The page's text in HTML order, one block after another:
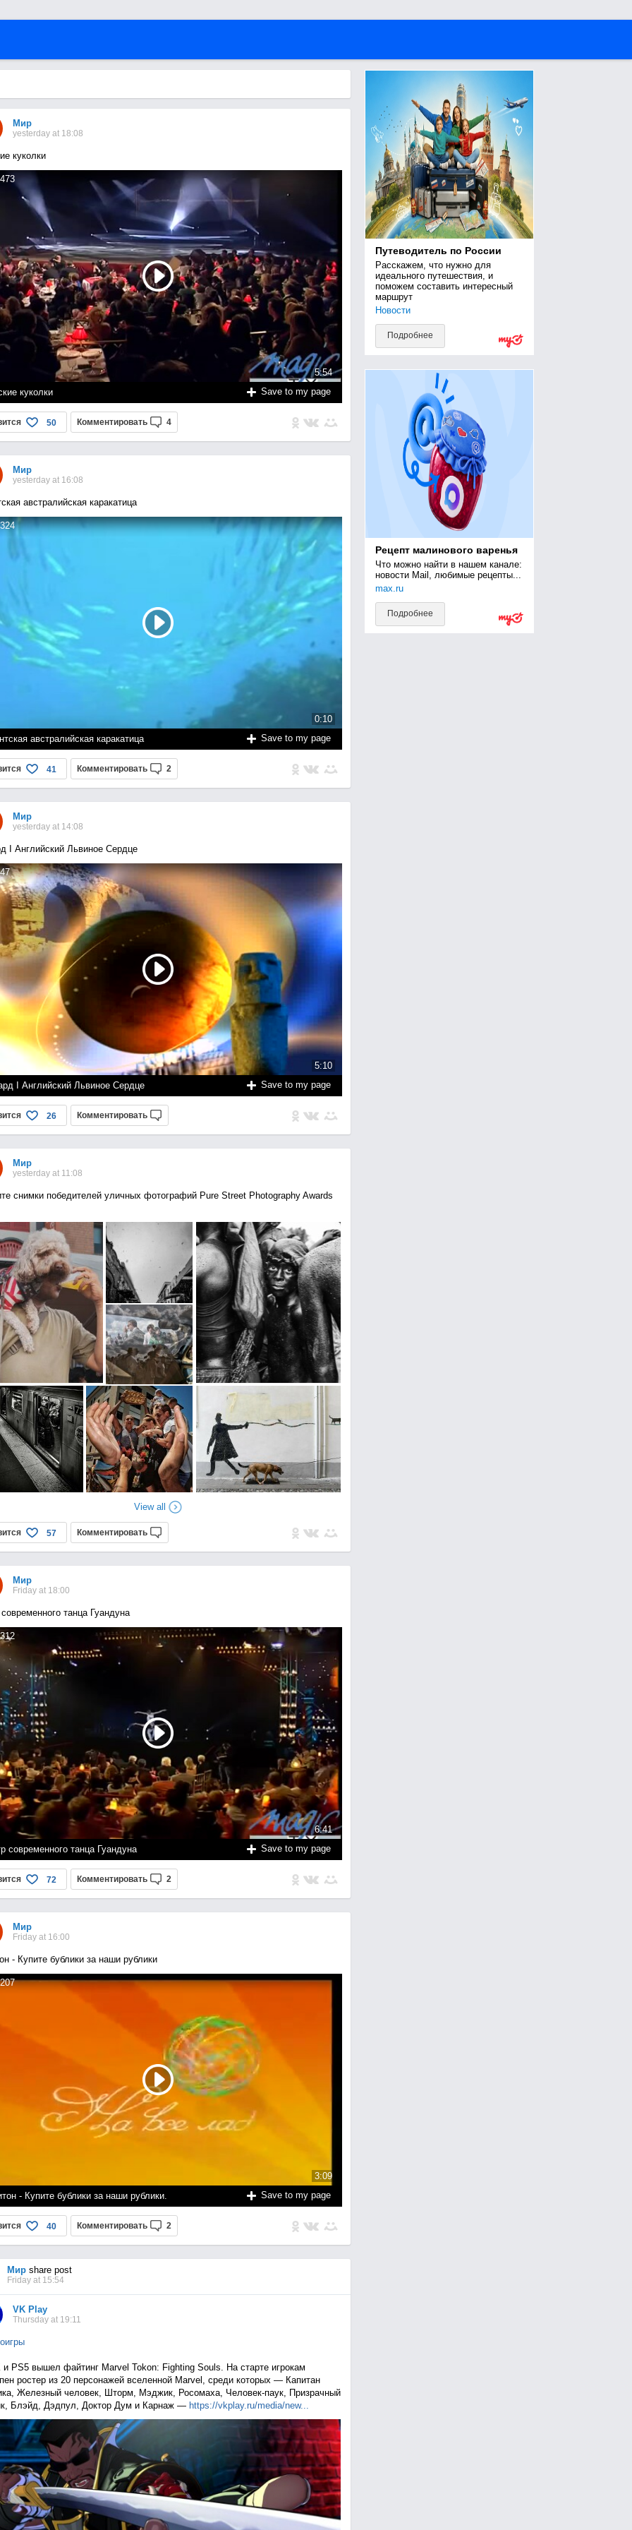
Мир
yesterday at 18:08
куколки
5:54
473
куколки Save to my page
50 Комментировать 4
Мир
yesterday at 16:08
австралийская каракатица
0:10
324
австралийская каракатица Save to my page
41 Комментировать 2
Мир
yesterday at 14:08
I Английский Львиное Сердце
5:10
47
I Английский Львиное Сердце Save to my page
26 Комментировать
Мир
yesterday at 11:08
снимки победителей уличных фотографий Pure Street Photography Awards
View all
57 Комментировать
Мир
Friday at 18:00
танца Гуандуна
6:41
312
современного танца Гуандуна Save to my page
72 Комментировать 2
Мир
Friday at 16:00
- Купите бублики за наши рублики
3:09
207
- Купите бублики за наши рублики. Save to my page
40 Комментировать 2
Мирshare post
Friday at 15:54
VK Play
Thursday at 19:11
PS5 вышел файтинг Marvel Tokon: Fighting Souls. На старте игрокам
ростер из 20 персонажей вселенной Marvel, среди которых — Капитан
Железный человек, Шторм, Мэджик, Росомаха, Человек-паук, Призрачный
Блэйд, Дэдпул, Доктор Дум и Карнаж — https://vkplay.ru/media/new...
Путеводитель по России
Расскажем, что нужно для
идеального путешествия, и
поможем составить интересный
маршрут
Новости
Подробнее
Рецепт малинового варенья
Что можно найти в нашем канале:
новости Mail, любимые рецепты...
max.ru
Подробнее